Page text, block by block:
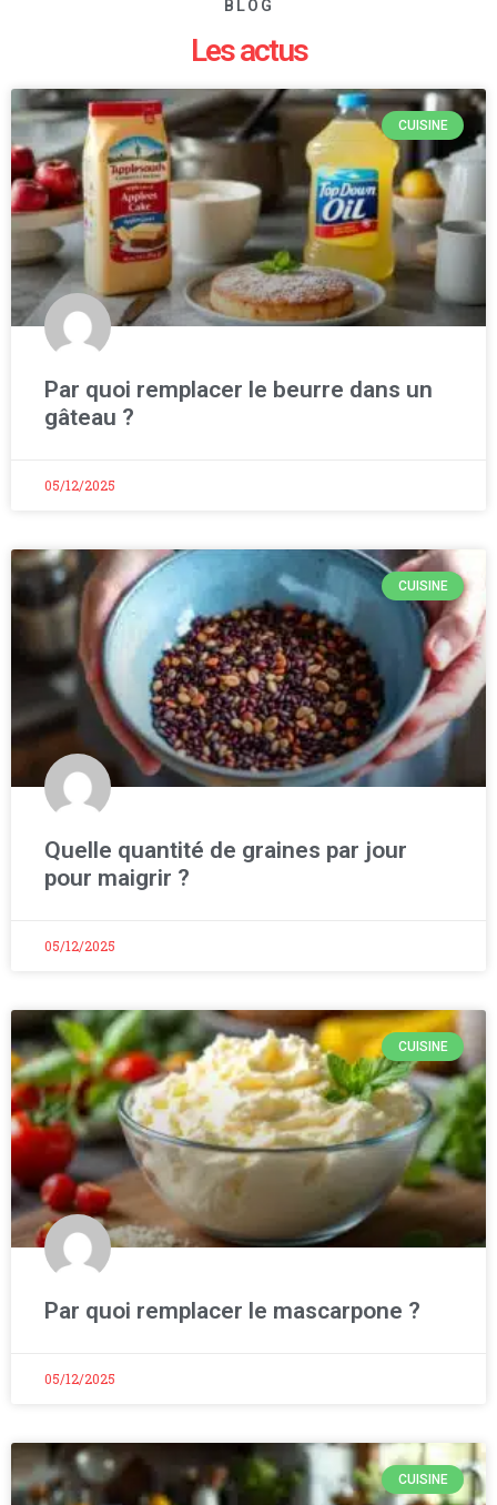
BLOG
Les actus
CUISINE
Par quoi remplacer le beurre dans un
gâteau ?
05/12/2025
CUISINE
Quelle quantité de graines par jour
pour maigrir ?
05/12/2025
CUISINE
Par quoi remplacer le mascarpone ?
05/12/2025
CUISINE